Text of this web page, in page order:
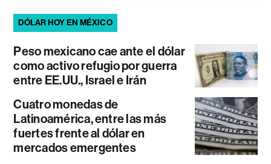
DÓLAR HOY EN MÉXICO
Peso mexicano cae ante el dólar
como activo refugio por guerra
entre EE.UU., Israel e Irán
Cuatro monedas de
Latinoamérica, entre las más
fuertes frente al dólar en
mercados emergentes